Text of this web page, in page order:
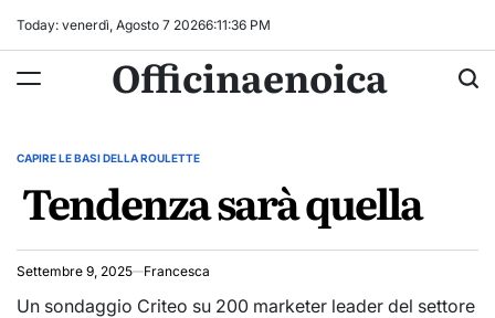
Today: venerdì, Agosto 7 20266:11:37 PM
Officinaenoica
POSTED
CAPIRE LE BASI DELLA ROULETTE
Tendenza sarà quella
Settembre 9, 2025 Francesca
Un sondaggio Criteo su 200 marketer leader del settore